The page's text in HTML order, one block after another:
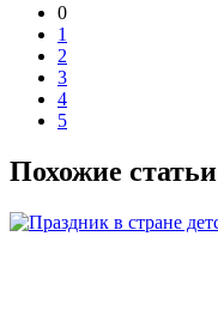
0
1
2
3
4
5
Похожие статьи